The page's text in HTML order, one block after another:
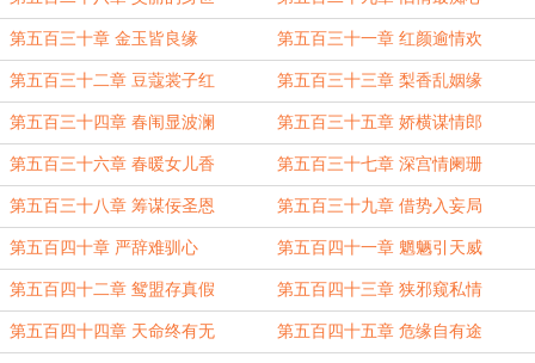
第五百三十章 金玉皆良缘 第五百三十一章 红颜逾情欢
第五百三十二章 豆蔻裳子红 第五百三十三章 梨香乱姻缘
第五百三十四章 春闱显波澜 第五百三十五章 娇横谋情郎
第五百三十六章 春暖女儿香 第五百三十七章 深宫情阑珊
第五百三十八章 筹谋佞圣恩 第五百三十九章 借势入妄局
第五百四十章 严辞难驯心 第五百四十一章 魍魉引天威
第五百四十二章 鸳盟存真假 第五百四十三章 狭邪窥私情
第五百四十四章 天命终有无 第五百四十五章 危缘自有途